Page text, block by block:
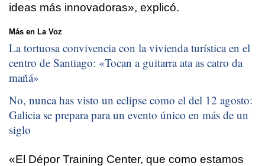
ideas más innovadoras», explicó.
Más en La Voz
La tortuosa convivencia con la vivienda turística en el
centro de Santiago: «Tocan a guitarra ata as catro da
mañá»
No, nunca has visto un eclipse como el del 12 agosto:
Galicia se prepara para un evento único en más de un
siglo
«El Dépor Training Center, que como estamos